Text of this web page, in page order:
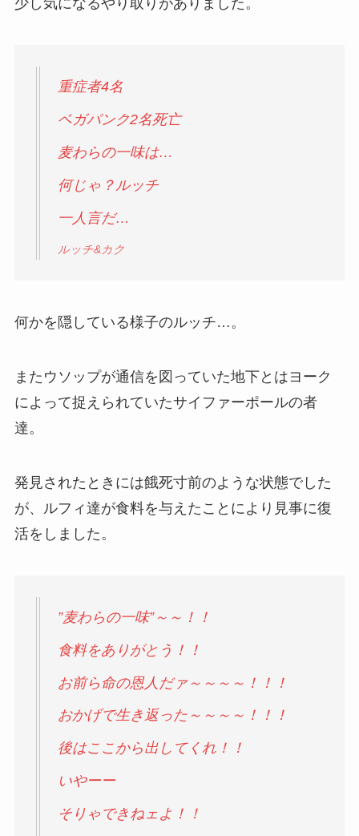
少し気になるやり取りがありました。
重症者4名
ベガパンク2名死亡
麦わらの一味は…
何じゃ？ルッチ
一人言だ…
ルッチ&カク
何かを隠している様子のルッチ…。
またウソップが通信を図っていた地下とはヨーク
によって捉えられていたサイファーポールの者
達。
発見されたときには餓死寸前のような状態でした
が、ルフィ達が食料を与えたことにより見事に復
活をしました。
”麦わらの一味”～～！！
食料をありがとう！！
お前ら命の恩人だァ～～～～！！！
おかげで生き返った～～～～！！！
後はここから出してくれ！！
いやーー
そりゃできねェよ！！